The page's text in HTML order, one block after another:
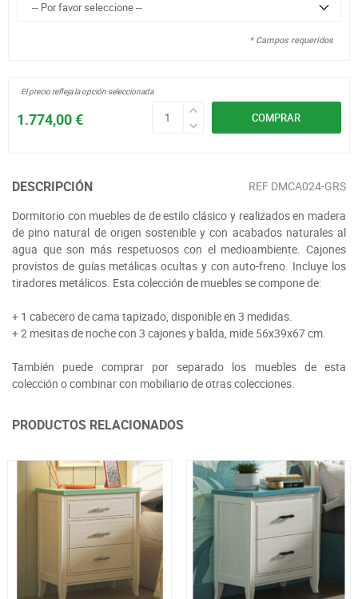
* Campos requeridos
COMPRAR
1.774,00 €
El precio refleja la opción seleccionada
DESCRIPCIÓN REF DMCA024-GRS
Dormitorio con muebles de de estilo clásico y realizados en madera
de pino natural de origen sostenible y con acabados naturales al
agua que son más respetuosos con el medioambiente. Cajones
provistos de guías metálicas ocultas y con auto-freno. Incluye los
tiradores metálicos. Esta colección de muebles se compone de:
+ 1 cabecero de cama tapizado, disponible en 3 medidas.
+ 2 mesitas de noche con 3 cajones y balda, mide 56x39x67 cm.
También puede comprar por separado los muebles de esta
colección o combinar con mobiliario de otras colecciones.
PRODUCTOS RELACIONADOS